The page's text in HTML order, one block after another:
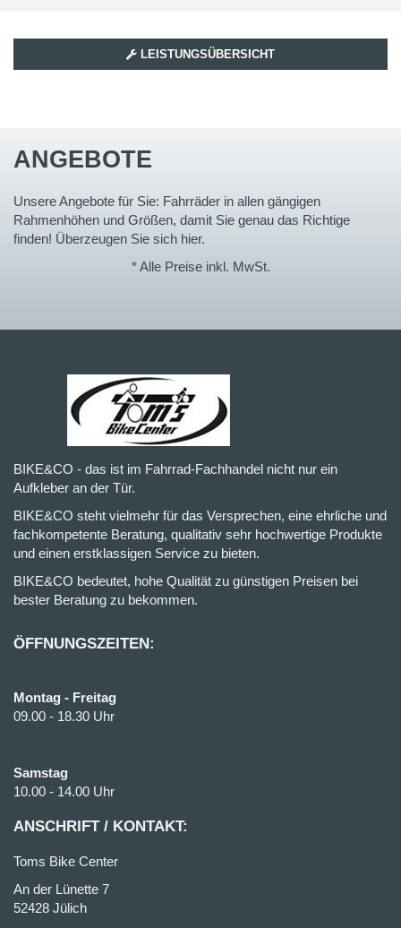
LEISTUNGSÜBERSICHT
ANGEBOTE
Unsere Angebote für Sie: Fahrräder in allen gängigen
Rahmenhöhen und Größen, damit Sie genau das Richtige
finden! Überzeugen Sie sich hier.
* Alle Preise inkl. MwSt.
BIKE&CO - das ist im Fahrrad-Fachhandel nicht nur ein
Aufkleber an der Tür.
BIKE&CO steht vielmehr für das Versprechen, eine ehrliche und
fachkompetente Beratung, qualitativ sehr hochwertige Produkte
und einen erstklassigen Service zu bieten.
BIKE&CO bedeutet, hohe Qualität zu günstigen Preisen bei
bester Beratung zu bekommen.
ÖFFNUNGSZEITEN:
Montag - Freitag
09.00 - 18.30 Uhr
Samstag
10.00 - 14.00 Uhr
ANSCHRIFT / KONTAKT:
Toms Bike Center
An der Lünette 7
52428 Jülich